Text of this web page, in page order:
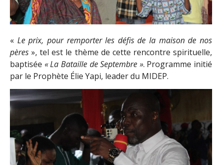
« Le prix, pour remporter les défis de la maison de nos
pères », tel est le thème de cette rencontre spirituelle,
baptisée « La Bataille de Septembre ». Programme initié
par le Prophète Élie Yapi, leader du MIDEP.